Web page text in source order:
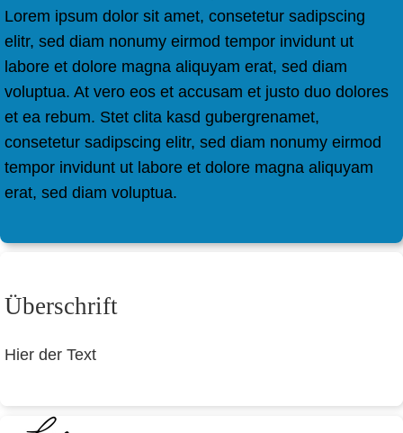
Lorem ipsum dolor sit amet, consetetur sadipscing
elitr, sed diam nonumy eirmod tempor invidunt ut
labore et dolore magna aliquyam erat, sed diam
voluptua. At vero eos et accusam et justo duo dolores
et ea rebum. Stet clita kasd gubergrenamet,
consetetur sadipscing elitr, sed diam nonumy eirmod
tempor invidunt ut labore et dolore magna aliquyam
erat, sed diam voluptua.
Überschrift
Hier der Text